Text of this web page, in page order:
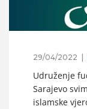
29/04/2022
Udruženje
Sarajevo
islamske